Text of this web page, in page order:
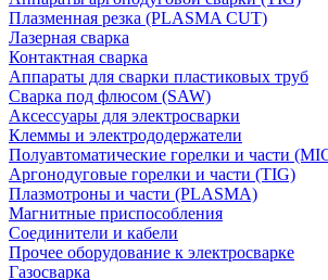
Плазменная резка (PLASMA CUT)
Лазерная сварка
Контактная сварка
Аппараты для сварки пластиковых труб
Сварка под флюсом (SAW)
Аксессуары для электросварки
Клеммы и электрододержатели
Полуавтоматические горелки и части
Аргонодуговые горелки и части (TIG)
Плазмотроны и части (PLASMA)
Магнитные приспособления
Соединители и кабели
Прочее оборудование к электросварке
Газосварка